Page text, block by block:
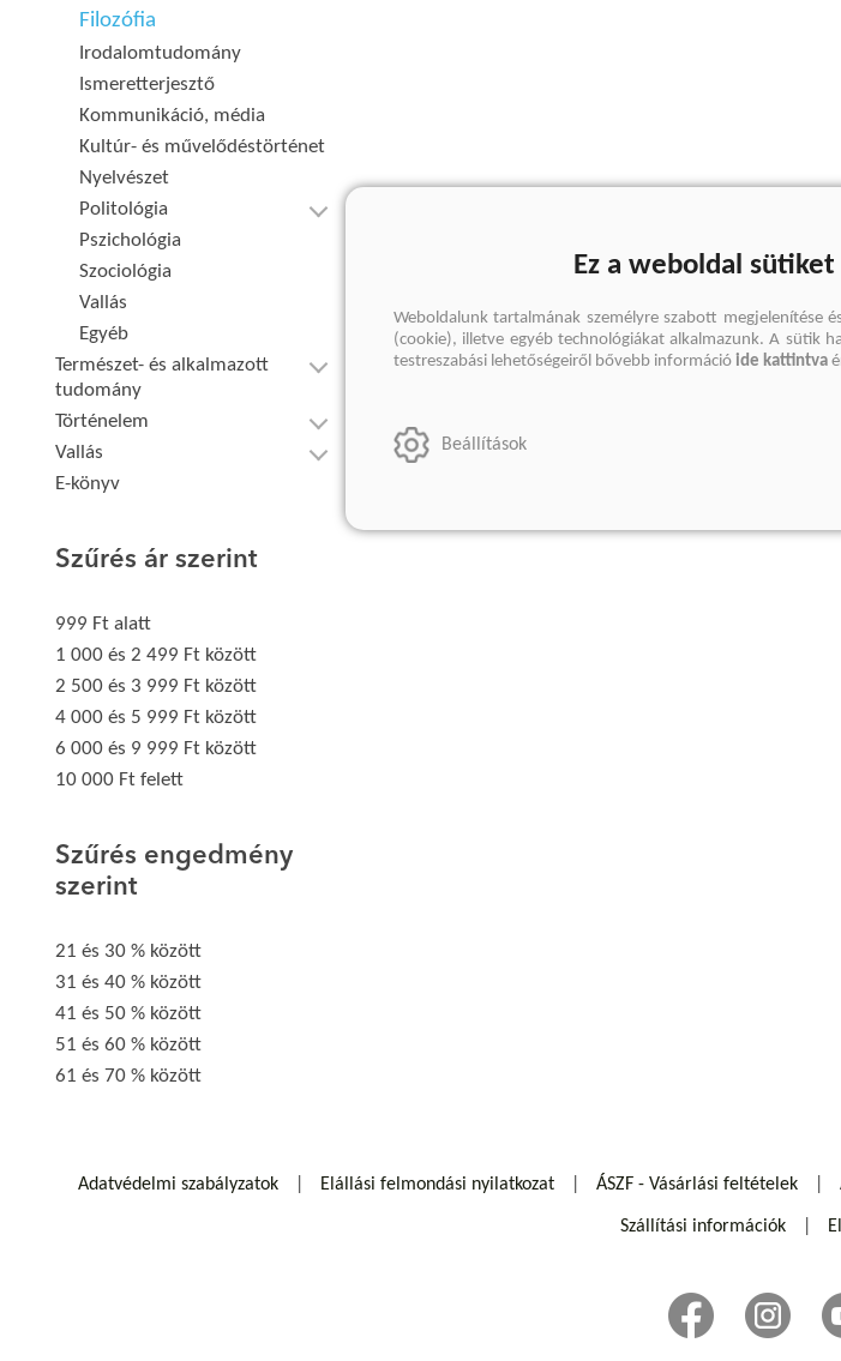
Filozófia
Irodalomtudomány
Ismeretterjesztő
Kommunikáció, média
Kultúr- és művelődéstörténet
Nyelvészet
Politológia
Pszichológia
Szociológia
Vallás
Egyéb
Természet- és alkalmazott
tudomány
Történelem
Vallás
E-könyv
Szűrés ár szerint
999 Ft alatt
1 000 és 2 499 Ft között
2 500 és 3 999 Ft között
4 000 és 5 999 Ft között
6 000 és 9 999 Ft között
10 000 Ft felett
Szűrés engedmény
szerint
21 és 30 % között
31 és 40 % között
41 és 50 % között
51 és 60 % között
61 és 70 % között
Adatvédelmi szabályzatok Elállási felmondási nyilatkozat ÁSZF - Vásárlási feltételek
Szállítási információk
Ez a weboldal sütiket
Weboldalunk tartalmának személyre szabott megjelenítése
(cookie), illetve egyéb technológiákat alkalmazunk. A sütik
testreszabási lehetőségeiről bővebb információ ide kattintva
Beállítások